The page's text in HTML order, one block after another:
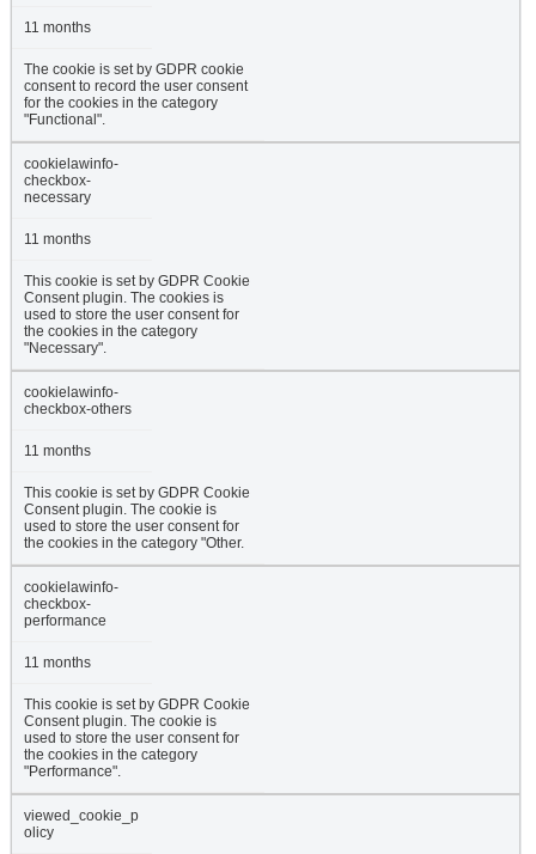
11 months
The cookie is set by GDPR cookie
consent to record the user consent
for the cookies in the category
"Functional".
cookielawinfo-
checkbox-
necessary
11 months
This cookie is set by GDPR Cookie
Consent plugin. The cookies is
used to store the user consent for
the cookies in the category
"Necessary".
cookielawinfo-
checkbox-others
11 months
This cookie is set by GDPR Cookie
Consent plugin. The cookie is
used to store the user consent for
the cookies in the category "Other.
cookielawinfo-
checkbox-
performance
11 months
This cookie is set by GDPR Cookie
Consent plugin. The cookie is
used to store the user consent for
the cookies in the category
"Performance".
viewed_cookie_p
olicy